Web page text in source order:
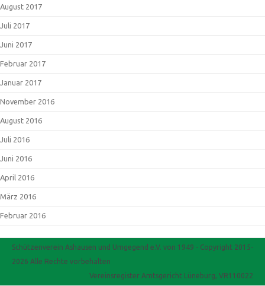
August 2017
Juli 2017
Juni 2017
Februar 2017
Januar 2017
November 2016
August 2016
Juli 2016
Juni 2016
April 2016
März 2016
Februar 2016
Schützenverein Ashausen und Umgegend e.V. von 1949 - Copyright 2015-
2026 Alle Rechte vorbehalten
Vereinsregister Amtsgericht Lüneburg, VR110022